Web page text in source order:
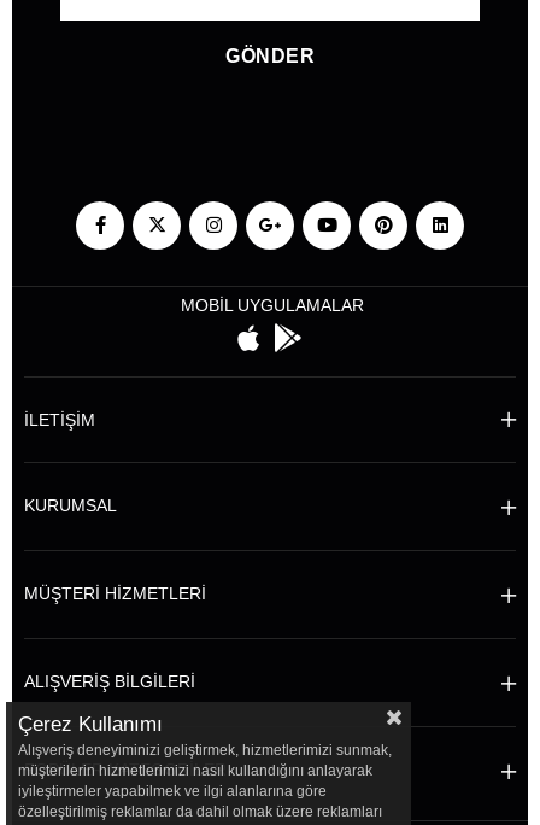
GÖNDER
MOBİL UYGULAMALAR
İLETİŞİM
KURUMSAL
MÜŞTERİ HİZMETLERİ
ALIŞVERİŞ BİLGİLERİ
POPÜLER KATEGORİLER
Çerez Kullanımı
Alışveriş deneyiminizi geliştirmek, hizmetlerimizi sunmak,
müşterilerin hizmetlerimizi nasıl kullandığını anlayarak
iyileştirmeler yapabilmek ve ilgi alanlarına göre
özelleştirilmiş reklamlar da dahil olmak üzere reklamları